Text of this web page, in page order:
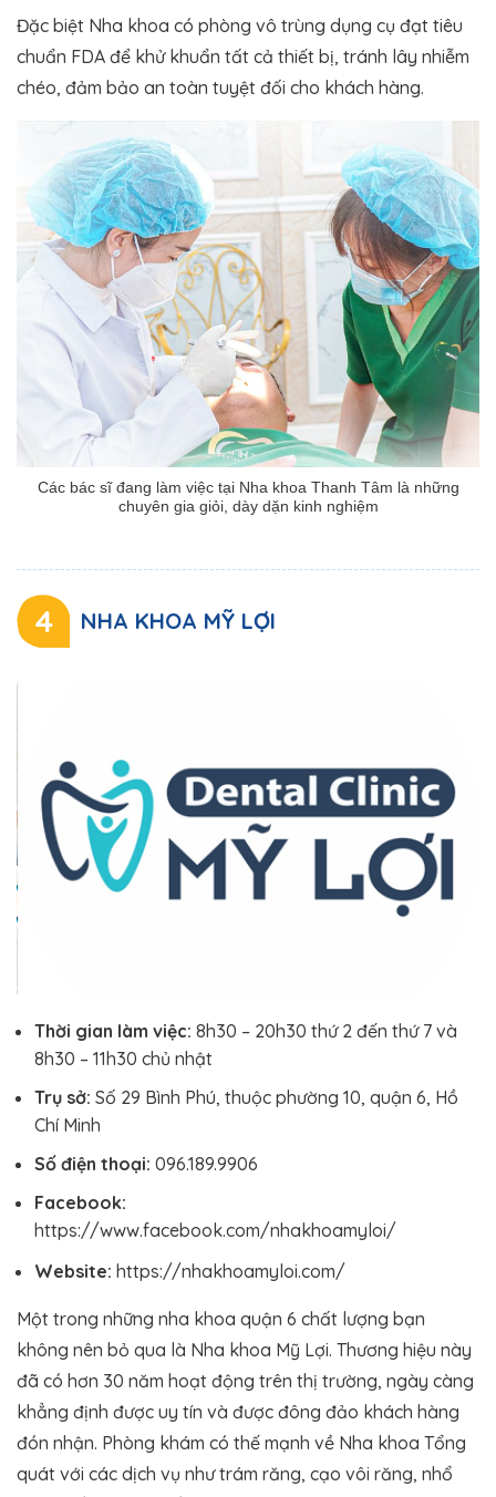
Đặc biệt Nha khoa có phòng vô trùng dụng cụ đạt tiêu
chuẩn FDA để khử khuẩn tất cả thiết bị, tránh lây nhiễm
chéo, đảm bảo an toàn tuyệt đối cho khách hàng.
Các bác sĩ đang làm việc tại Nha khoa Thanh Tâm là những
chuyên gia giỏi, dày dặn kinh nghiệm
4 NHA KHOA MỸ LỢI
Thời gian làm việc: 8h30 – 20h30 thứ 2 đến thứ 7 và
8h30 – 11h30 chủ nhật
Trụ sở: Số 29 Bình Phú, thuộc phường 10, quận 6, Hồ
Chí Minh
Số điện thoại: 096.189.9906
Facebook:
https://www.facebook.com/nhakhoamyloi/
Website: https://nhakhoamyloi.com/
Một trong những nha khoa quận 6 chất lượng bạn
không nên bỏ qua là Nha khoa Mỹ Lợi. Thương hiệu này
đã có hơn 30 năm hoạt động trên thị trường, ngày càng
khẳng định được uy tín và được đông đảo khách hàng
đón nhận. Phòng khám có thế mạnh về Nha khoa Tổng
quát với các dịch vụ như trám răng, cạo vôi răng, nhổ